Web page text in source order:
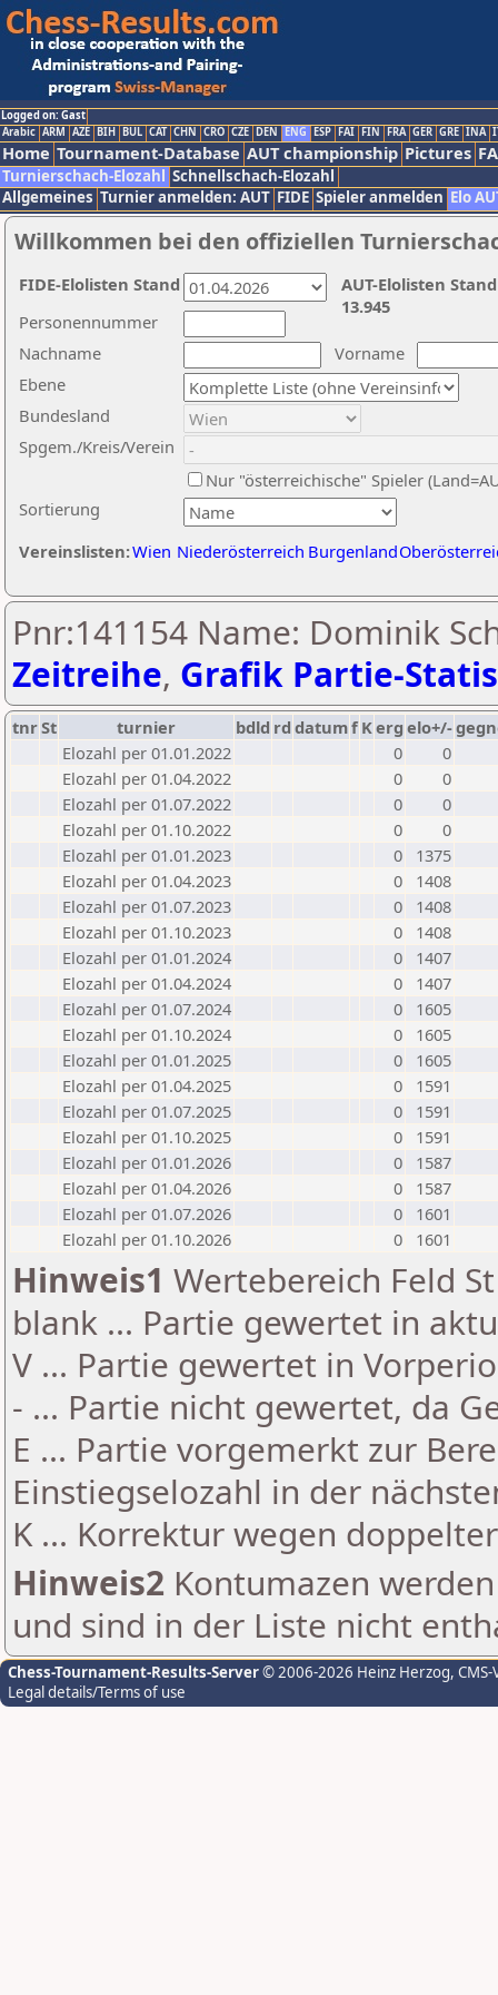
Logged on: Gast
Arabic ARM AZE BIH BUL CAT CHN CRO CZE DEN ENG ESP FAI FIN FRA GER GRE INA
Home Tournament-Database AUT championship Pictures
Turnierschach-Elozahl Schnellschach-Elozahl
Allgemeines Turnier anmelden: AUT FIDE Spieler anmelden Elo
Willkommen bei den offiziellen
Nachname
Vorname
Ebene
Sortierung
Personennummer
Bundesland
Spgem./Kreis/Verein
Nur "österreichische" Spieler
Vereinslisten:Wien Niederösterreich Burgenland
AUT-Elolisten
13.945
FIDE-Elolisten Stand
Pnr:141154 Name: Dominik
Zeitreihe, Grafik Partie-
tnrSt turnier bdld rd datumf Kerg elo+/-
Elozahl per 01.01.2022
0
0
Elozahl per 01.04.2022
0
0
Elozahl per 01.07.2022
0
0
Elozahl per 01.10.2022
0
0
Elozahl per 01.01.2023
0
1375
Elozahl per 01.04.2023
0
1408
Elozahl per 01.07.2023
0
1408
Elozahl per 01.10.2023
0
1408
Elozahl per 01.01.2024
0
1407
Elozahl per 01.04.2024
0
1407
Elozahl per 01.07.2024
0
1605
Elozahl per 01.10.2024
0
1605
Elozahl per 01.01.2025
0
1605
Elozahl per 01.04.2025
0
1591
Elozahl per 01.07.2025
0
1591
Elozahl per 01.10.2025
0
1591
Elozahl per 01.01.2026
0
1587
Elozahl per 01.04.2026
0
1587
Elozahl per 01.07.2026
0
1601
Elozahl per 01.10.2026
0 1601
Hinweis1 Wertebereich Feld
blank ... Partie gewertet in
V ... Partie gewertet in
- ... Partie nicht gewertet, da
E ... Partie vorgemerkt zur
Einstiegselozahl in der
K ... Korrektur wegen
Hinweis2 Kontumazen
und sind in der Liste nicht
Chess-Tournament-Results-Server© 2006-2026 Heinz Herzog,
Legal details/Terms of use